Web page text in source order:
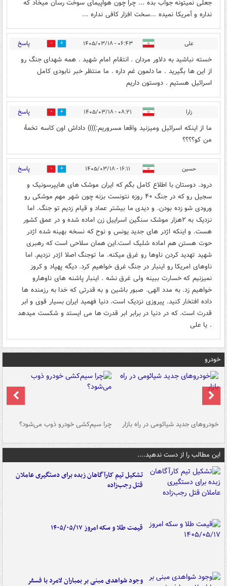
جعلی نمیتونه جواب بده ... چرا چون هواپیمای سوخت رسان میخاد که
نداره و آمریکا نمیده ...سخت افزار کافی نداره ...
علی ۰۶:۴۳ - ۱۴۰۵/۰۳/۱۸ 0 پاسخ
خسته نباشید به دلاور مردان . انتقام امام شهید . همه شهدای جنگ رو
از این ها بگیرید . ما دلمون غم داره . ما منتظر خبر نابودی کامل
اسرائیل هستیم . دوستون داریم
زارا ۰۸:۲۱ - ۱۴۰۵/۰۳/۱۸ 1 پاسخ
ما از اینکه اسرائیل ومیزنید واقعا مسروریم:)))) داداش اون کاسه تخمۀ
من کو؟؟؟؟
حسین ۱۶:۱۱ - ۱۴۰۵/۰۳/۱۸ 0 پاسخ
درود. دوستان با اطلاع کامل بگم که ایران موشک های هایپرسونیک و
سجیل رو که در جنگ ۴۰ روزه نتونست بزنه چون شهر مهم موشکی رو
ورودی شو زده بودن. و دیدی ما بیشتر عماد و قیام زدیم تو جنگ. اما
نزدیک به ۲هزار موشک سنگین اسراییل زن اماده شده و در عمق کشور
هست. و اینکه اژدر های جدید یونس و نوح که نسخه بهینه شده اژدر
حوت هستن هم اماده شلیک است.این همان سلاحی است که رهبری
شهید تهدید کردن ناوها رو غرق میکنه. ما توجنگ اصلا اژدر نزدیم. اما
ناوهای امریکا رو اینبار در جنگ غرق خواهیم کرد. دیگه پهپاد و کروز
نمیزنیم که خسارت ببینه ولی غرق نشه‌ . اینبار پاشنه های ناوهارو
خواهیم زد. به مدد الهی. صبور باشین و به قدرتی که خدا به رزمنده ها
داده افتخار کنید. پیروزی نزدیک است. دنیا فهمید ایران بسیار قوی و ابر
قدرت است. که در دنیا در برابر ابر قدرت ها می ایستد و شکست میدهد
. یا علی
خودرو
خودروهای جدید شیائومی در راه بازار چرا سیم‌کشی خودرو ذوب می‌شود؟
این مطالب را از دست ندهید....
تشکیل تیم کارآگاهان زبده برای دستگیری عاملان
قتل رجب‌زاده
قیمت طلا و سکه امروز ۱۴۰۵/۰۵/۱۷
وجود شواهدی مبنی بر بمباران لامرد با فسفر